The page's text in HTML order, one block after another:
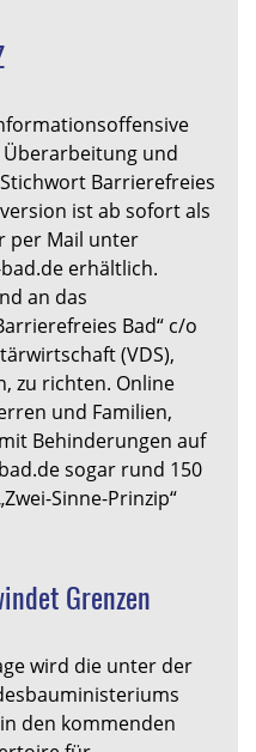
und
Barrierefreies
ist ab sofort als
per Mail unter
erhältlich.
an das
Bad“ c/o
(VDS),
zu richten. Online
und Familien,
Behinderungen auf
sogar rund 150
Sinne-Prinzip“
Grenzen
wird die unter der
den kommenden